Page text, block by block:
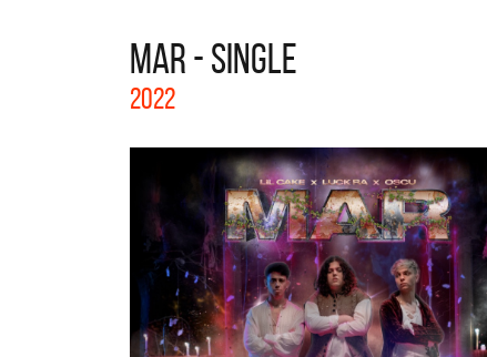
MAR - SINGLE
2022
La colección completa de los CMTV
Acústicos. Todos los meses se suman